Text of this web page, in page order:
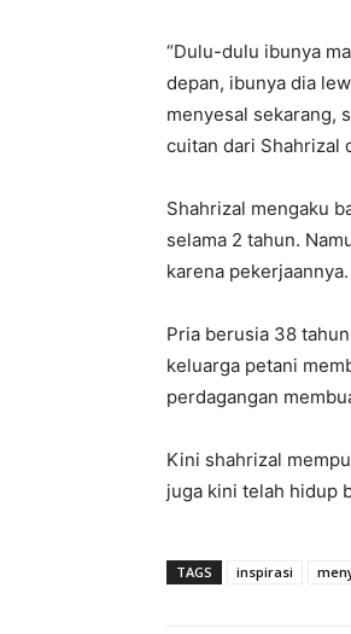
“Dulu-dulu ibunya
depan, ibunya dia
menyesal sekarang,
cuitan dari Shahrizal
Shahrizal mengaku
selama 2 tahun.
karena pekerjaannya.
Pria berusia 38
keluarga petani
perdagangan
Kini shahrizal
juga kini telah hidup
TAGS inspirasi